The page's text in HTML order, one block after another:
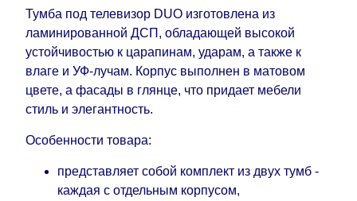
не несет ответственности за какие-либо
задержки.
Мебель из категории "Модульная мебель"
является модулярной, что оставляет право за
Поставщиком сделать доставку по мере
поступления модулей с фабрики, в течение
доставки товара на дом клиенту.
Тумба под телевизор DUO изготовлена ​​из
ламинированной ДСП, обладающей высокой
устойчивостью к царапинам, ударам, а также к
влаге и УФ-лучам. Корпус выполнен в матовом
цвете, а фасады в глянце, что придает мебели
стиль и элегантность.
Особенности товара:
представляет собой комплект из двух тумб -
каждая с отдельным корпусом,